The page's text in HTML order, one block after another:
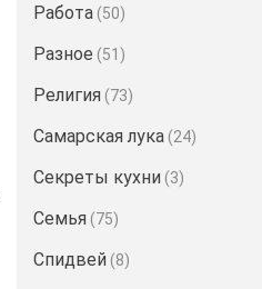
Работа(50)
Разное (51)
Религия (73)
Самарская лука(24)
Секреты кухни (3)
Семья (75)
Спидвей (8)